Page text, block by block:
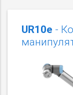
UR10e -